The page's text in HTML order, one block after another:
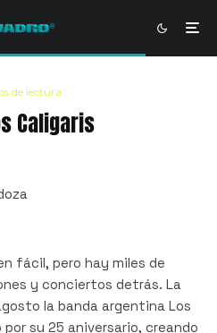
de lectura
Caligaris
fácil, pero hay miles de
y conciertos detrás. La
la banda argentina Los
su 25 aniversario, creando